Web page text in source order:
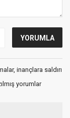
inançlara saldırı
yorumlar